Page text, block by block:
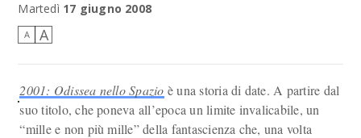
Martedì 17 giugno 2008
A A
2001: Odissea nello Spazio è una storia di date. A partire dal
suo titolo, che poneva all’epoca un limite invalicabile, un
“mille e non più mille” della fantascienza che, una volta